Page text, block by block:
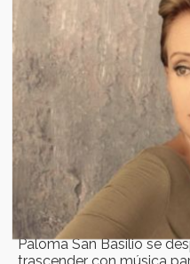
Paloma San Basilio se